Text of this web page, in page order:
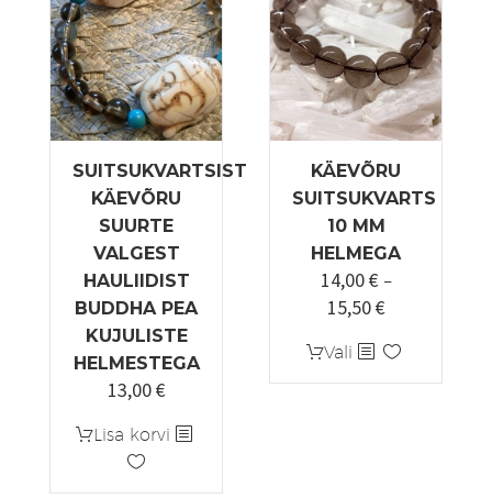
saab
teha
tootelehel.
SUITSUKVARTSIST
KÄEVÕRU
SUURTE
VALGEST
HAULIIDIST
BUDDHA PEA
KUJULISTE
HELMESTEGA
13,00€
Lisa korvi
KÄEVÕRU
SUITSUKVARTS
10 MM
HELMEGA
14,00€ –
15,50€
kuni
15,50 €
Vali Sellel
tootel